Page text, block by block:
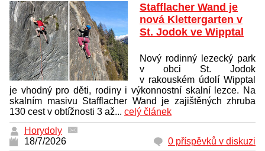
Stafflacher Wand je
nová Klettergarten v
St. Jodok ve Wipptal
Nový rodinný lezecký park
v obci St. Jodok
v rakouském údolí Wipptal
je vhodný pro děti, rodiny i výkonnostní skalní lezce. Na
skalním masivu Stafflacher Wand je zajištěných zhruba
130 cest v obtížnosti 3 až... celý článek
Horydoly
18/7/2026
0 příspěvků v diskuzi